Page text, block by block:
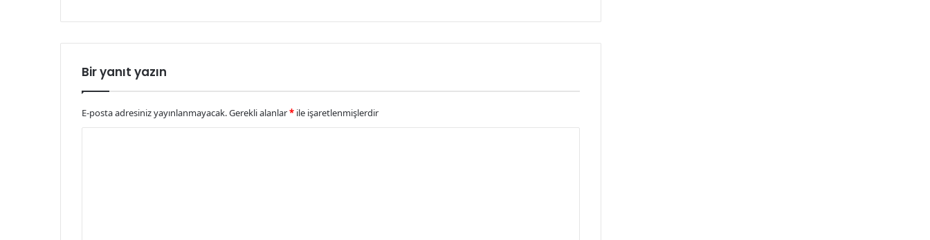
Bir yanıt yazın
E-posta adresiniz yayınlanmayacak.Gerekli alanlar* ile işaretlenmişlerdir